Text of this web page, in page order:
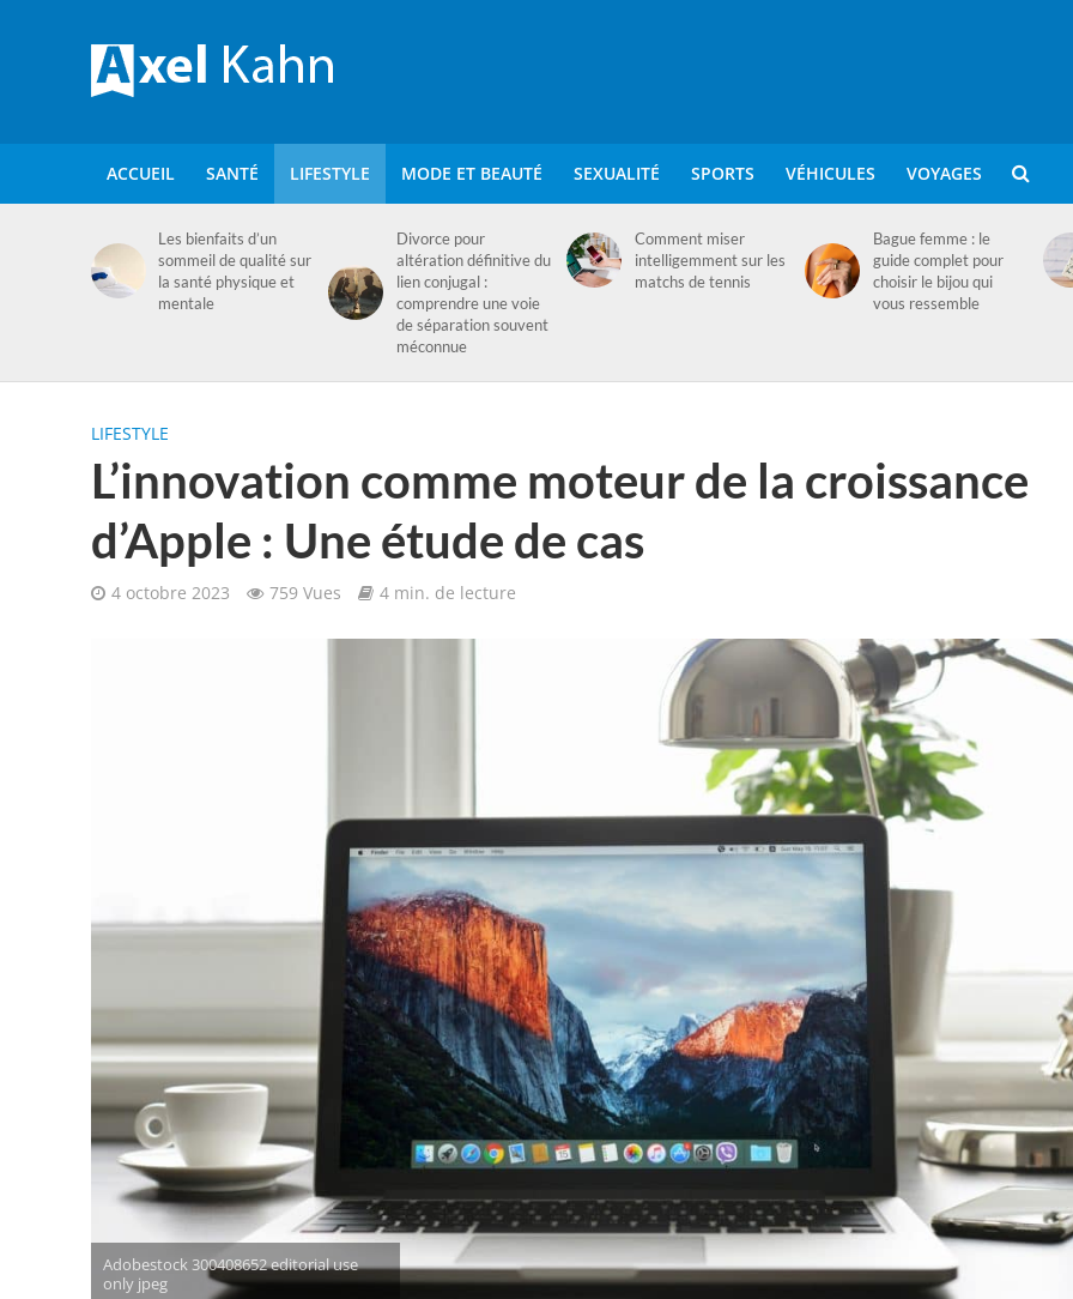
ACCUEIL SANTÉ LIFESTYLE MODE ET BEAUTÉ SEXUALITÉ SPORTS VÉHICULES VOYAGES
Les bienfaits d’un
sommeil de qualité sur
la santé physique et
mentale
Divorce pour
altération définitive du
lien conjugal :
comprendre une voie
de séparation souvent
méconnue
Comment miser
intelligemment sur les
matchs de tennis
Bague femme : le
guide complet pour
choisir le bijou qui
vous ressemble
LIFESTYLE
L’innovation comme moteur de la croissance
d’Apple : Une étude de cas
4 octobre 2023 759 Vues 4 min. de lecture
Adobestock 300408652 editorial use
only jpeg